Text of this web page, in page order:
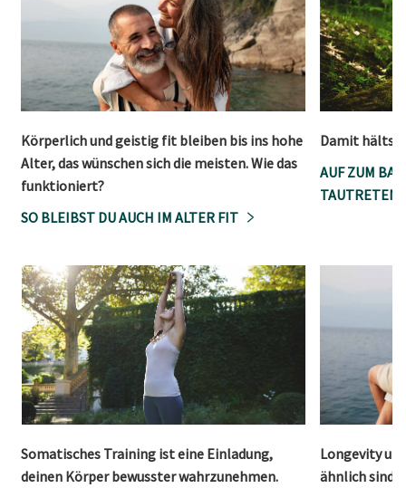
Körperlich und geistig fit bleiben bis ins hohe
Alter, das wünschen sich die meisten. Wie das
funktioniert?
SO BLEIBST DU AUCH IM ALTER FIT
Damit hältst
AUF ZUM
AUTRETEN
Somatisches Training ist eine Einladung,
deinen Körper bewusster wahrzunehmen.
Longevity
ähnlich sind